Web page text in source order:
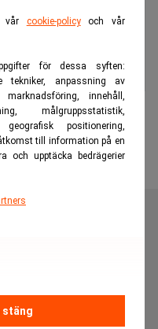
vår cookie-policyoch vår
för dessa syften:
tekniker, anpassning av
innehåll,
målgruppsstatistik,
positionering,
till information på en
och upptäcka bedrägerier
stäng
och